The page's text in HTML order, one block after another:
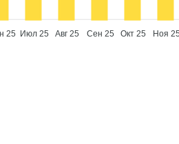
25 Июл 25 Авг 25 Сен 25 Окт 25 Ноя